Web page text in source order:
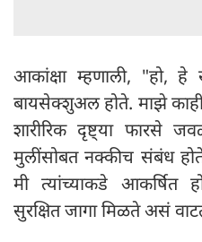
आकांक्षा म्हणाली, "हो,
बायसेक्शुअल होते. माझे
शारीरिक दृष्ट्या फारसे
मुलींसोबत नक्कीच संबंध
मी त्यांच्याकडे आकर्षित
सुरक्षित जागा मिळते असं